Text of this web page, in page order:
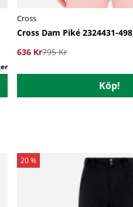
Cross
Cross Dam Piké 2324431-498
636 Kr795 Kr
Köp!
20 %